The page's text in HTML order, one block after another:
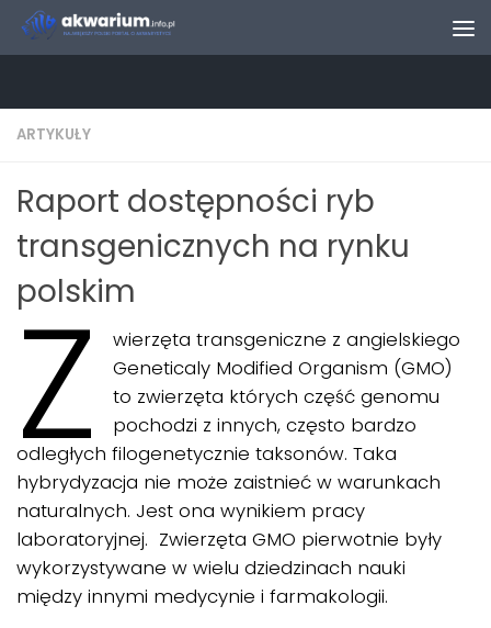
Skip to content
ARTYKUŁY
Raport dostępności ryb
transgenicznych na rynku
polskim
Z wierzęta transgeniczne z angielskiego
Geneticaly Modified Organism (GMO)
to zwierzęta których część genomu
pochodzi z innych, często bardzo
odległych filogenetycznie taksonów. Taka
hybrydyzacja nie może zaistnieć w warunkach
naturalnych. Jest ona wynikiem pracy
laboratoryjnej. Zwierzęta GMO pierwotnie były
wykorzystywane w wielu dziedzinach nauki
między innymi medycynie i farmakologii.